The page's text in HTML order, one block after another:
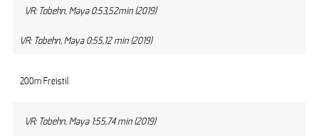
VR: Tobehn, Maya 0:53,52min (2019)
VR: Tobehn, Maya 0:55,12 min (2019)
200m Freistil
VR: Tobehn, Maya 1:55,74 min (2019)